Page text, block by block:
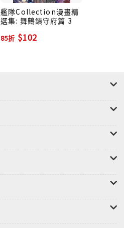
艦隊Collection漫畫精
選集: 舞鶴鎮守府篇 3
85折 $102